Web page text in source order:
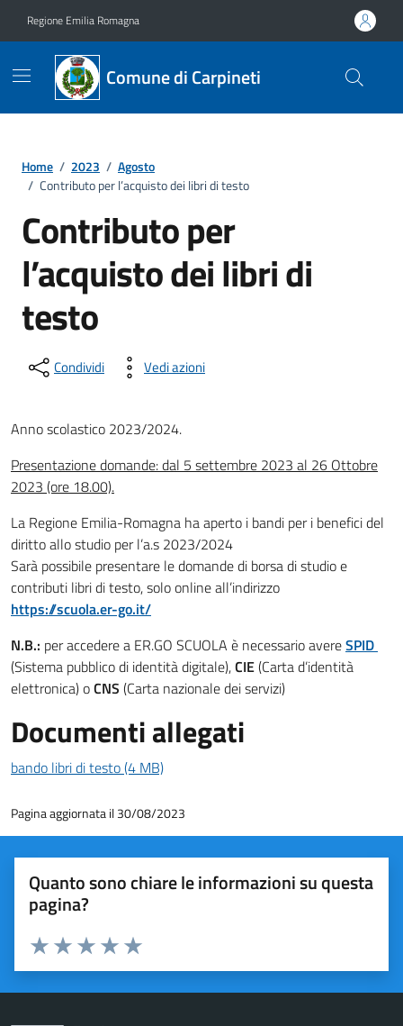
Regione Emilia Romagna
Comune di Carpineti
Home / 2023 / Agosto
/ Contributo per l’acquisto dei libri di testo
Contributo per
l’acquisto dei libri di
testo
Condividi Vedi azioni
Anno scolastico 2023/2024.
Presentazione domande: dal 5 settembre 2023 al 26 Ottobre
2023 (ore 18.00).
La Regione Emilia-Romagna ha aperto i bandi per i benefici del
diritto allo studio per l’a.s 2023/2024
Sarà possibile presentare le domande di borsa di studio e
contributi libri di testo, solo online all’indirizzo
https://scuola.er-go.it/
N.B.: per accedere a ER.GO SCUOLA è necessario avereSPID
(Sistema pubblico di identità digitale),CIE(Carta d’identità
elettronica) oCNS (Carta nazionale dei servizi)
Documenti allegati
bando libri di testo (4 MB)
Pagina aggiornata il 30/08/2023
Quanto sono chiare le informazioni su questa
pagina?
Valuta 5 stelle su 5
Valuta 4 stelle su 5
Valuta 3 stelle su 5
Valuta 2 stelle su 5
Valuta 1 stelle su 5